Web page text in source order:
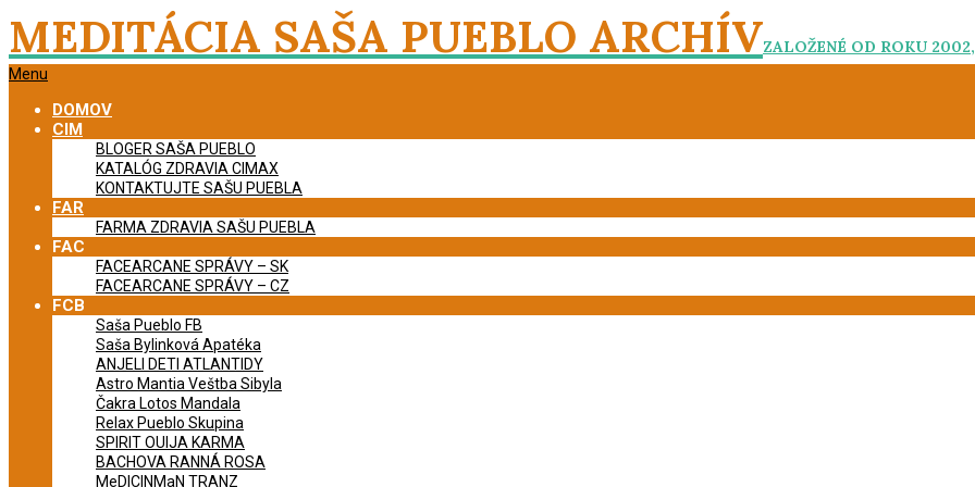
Skip
to
content
MEDITÁCIA SAŠA PUEBLO ARCHÍVZALOŽENÉ OD ROKU
Primary
Menu
Menu
DOMOV
CIM
BLOGER SAŠA PUEBLO
KATALÓG ZDRAVIA CIMAX
KONTAKTUJTE SAŠU PUEBLA
FAR
FARMA ZDRAVIA SAŠU PUEBLA
FAC
FACEARCANE SPRÁVY – SK
FACEARCANE SPRÁVY – CZ
FCB
Saša Pueblo FB
Saša Bylinková Apatéka
ANJELI DETI ATLANTIDY
Astro Mantia Veštba Sibyla
Čakra Lotos Mandala
Relax Pueblo Skupina
SPIRIT OUIJA KARMA
BACHOVA RANNÁ ROSA
MeDICINMaN TRANZ